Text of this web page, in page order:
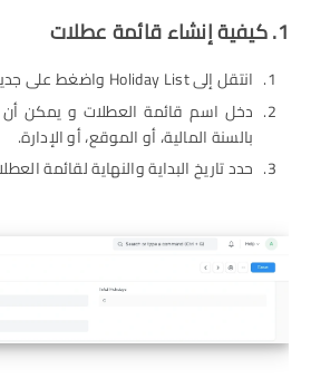
1. كيفية إنشاء قائمة عطلات
انتقل إلى Holiday List واضغط على جديد (New).
دخل اسم قائمة العطلات و يمكن أن
بالسنة المالية، أو الموقع، أو الإدارة.
حدد تاريخ البداية والنهاية لقائمة